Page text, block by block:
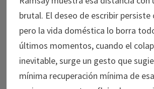
brutal. El deseo de escribir persiste
pero la vida doméstica lo borra
últimos momentos, cuando el
inevitable, surge un gesto que
mínima recuperación mínima de